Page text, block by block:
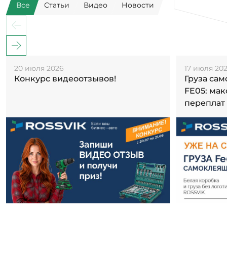
Все Статьи Видео Новости
20 июля 2026
Конкурс видеоотзывов!
17 июля
Груза
FE05:
переплат